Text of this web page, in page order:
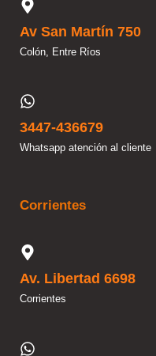
Av San Martín 750
Colón, Entre Ríos
3447-436679
Whatsapp atención al cliente
Corrientes
Av. Libertad 6698
Corrientes